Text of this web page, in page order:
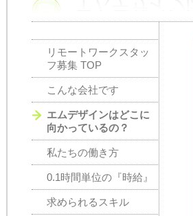
リモートワークスタッ
フ募集 TOP
こんな会社です
エムデザインはどこに
向かっているの？
私たちの働き方
0.1時間単位の『時給』
求められるスキル